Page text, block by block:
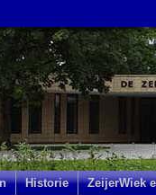
Historie ZeijerWiek